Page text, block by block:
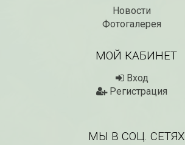
Рассада НезабудкаНовости
Фотогалерея
МОЙ КАБИНЕТ
Вход
Регистрация
МЫ В СОЦ. СЕТЯХ